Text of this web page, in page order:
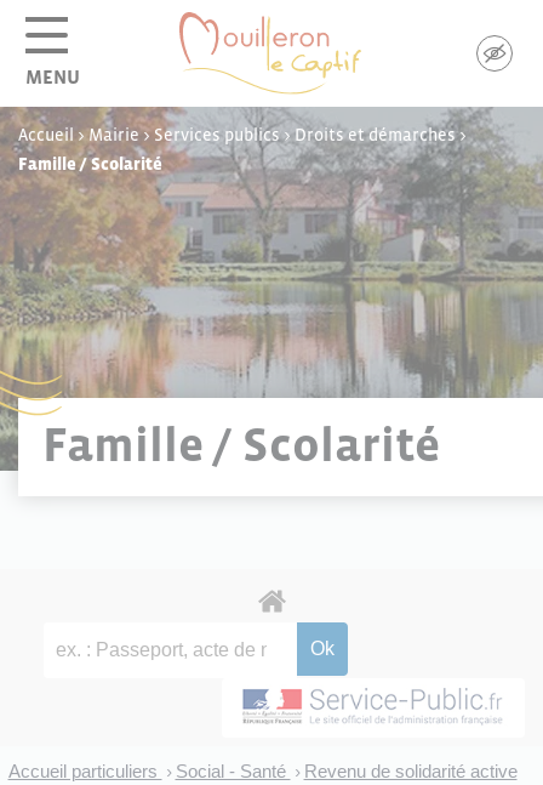
MENU
Accueil >Mairie> Services publics>Droits et démarches>
Famille / Scolarité
Famille / Scolarité
Accueil particuliers > Social - Santé > Revenu de solidarité active
Panneau de gestion des cookies